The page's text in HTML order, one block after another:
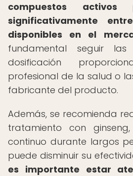
compuestos activos
significativamente
disponibles en el
fundamental seguir las
dosificación
profesional de la salud o
fabricante del producto.
Además, se recomienda
tratamiento con
continuo durante largos
puede disminuir su
es importante estar